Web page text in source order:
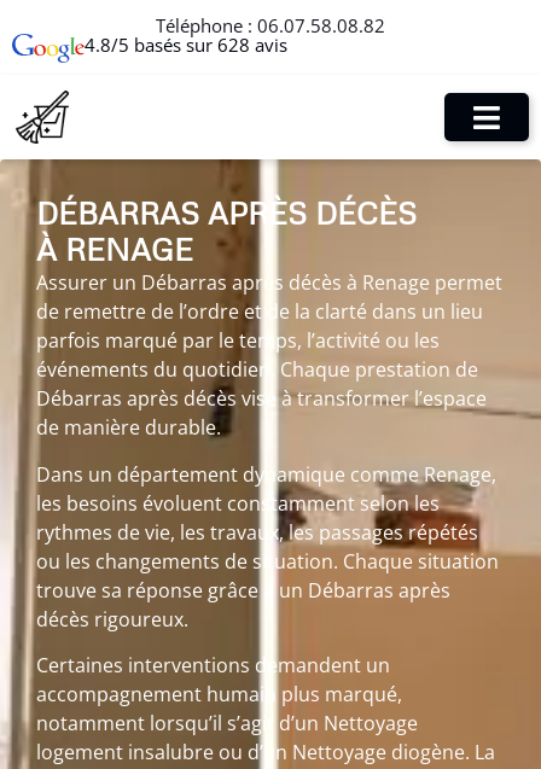
Téléphone : 06.07.58.08.82
4.8/5 basés sur 628 avis
DÉBARRAS APRÈS DÉCÈS
À RENAGE
Assurer un Débarras après décès à Renage permet
de remettre de l’ordre et de la clarté dans un lieu
parfois marqué par le temps, l’activité ou les
événements du quotidien. Chaque prestation de
Débarras après décès vise à transformer l’espace
de manière durable.
Dans un département dynamique comme Renage,
les besoins évoluent constamment selon les
rythmes de vie, les travaux, les passages répétés
ou les changements de situation. Chaque situation
trouve sa réponse grâce à un Débarras après
décès rigoureux.
Certaines interventions demandent un
accompagnement humain plus marqué,
notamment lorsqu’il s’agit d’un Nettoyage
logement insalubre ou d’un Nettoyage diogène. La